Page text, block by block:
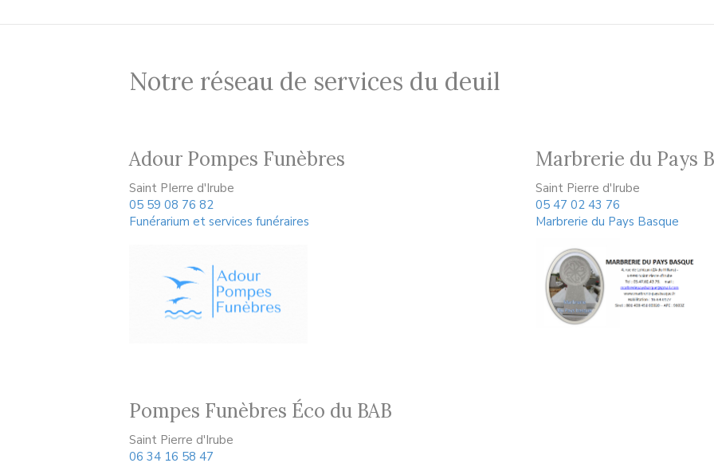
Notre réseau de services du deuil
Adour Pompes Funèbres
Saint PIerre d'Irube
05 59 08 76 82
Funérarium et services funéraires
Marbrerie du Pays
Saint Pierre d'Irube
05 47 02 43 76
Marbrerie du Pays Basque
Pompes Funèbres Éco du BAB
Saint Pierre d'Irube
06 34 16 58 47